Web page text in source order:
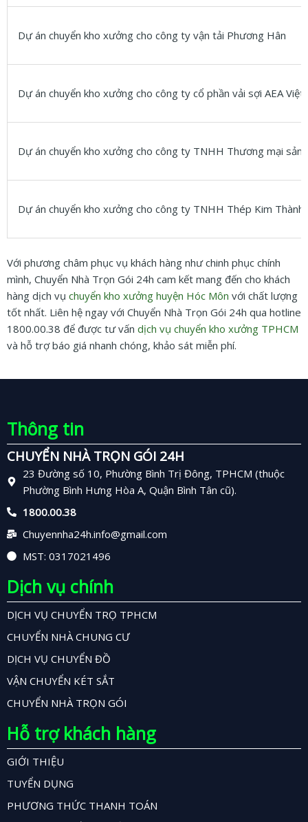
Dự án chuyển kho xưởng cho công ty vận tải Phương Hân
Dự án chuyển kho xưởng cho công ty cổ phần vải sợi AEA Việt
Dự án chuyển kho xưởng cho công ty TNHH Thương mại sản
Dự án chuyển kho xưởng cho công ty TNHH Thép Kim
Với phương châm phục vụ khách hàng như chinh phục chính
mình, Chuyển Nhà Trọn Gói 24h cam kết mang đến cho khách
hàng dịch vụ chuyển kho xưởng huyện Hóc Môn với chất lượng
tốt nhất. Liên hệ ngay với Chuyển Nhà Trọn Gói 24h qua hotline
1800.00.38 để được tư vấn dịch vụ chuyển kho xưởng TPHCM
và hỗ trợ báo giá nhanh chóng, khảo sát miễn phí.
Thông tin
CHUYỂN NHÀ TRỌN GÓI 24H
23 Đường số 10, Phường Bình Trị Đông, TPHCM (thuộc
Phường Bình Hưng Hòa A, Quận Bình Tân cũ).
1800.00.38
Chuyennha24h.info@gmail.com
MST: 0317021496
Dịch vụ chính
DỊCH VỤ CHUYỂN TRỌ TPHCM
CHUYỂN NHÀ CHUNG CƯ
DỊCH VỤ CHUYỂN ĐỒ
VẬN CHUYỂN KÉT SẮT
CHUYỂN NHÀ TRỌN GÓI
Hỗ trợ khách hàng
GIỚI THIỆU
TUYỂN DỤNG
PHƯƠNG THỨC THANH TOÁN